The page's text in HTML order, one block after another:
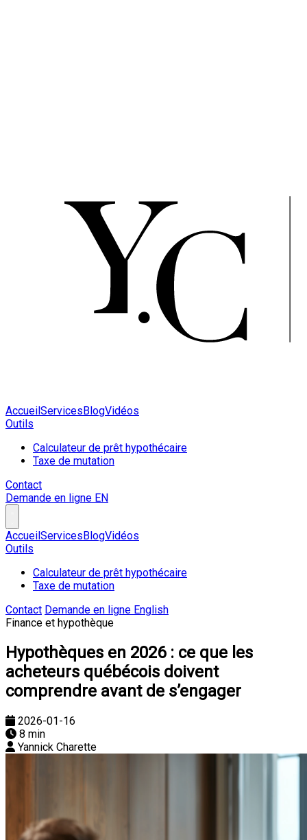
AccueilServicesBlogVidéos
Outils
Calculateur de prêt hypothécaire
Taxe de mutation
Contact
Demande en ligne EN
AccueilServicesBlogVidéos
Outils
Calculateur de prêt hypothécaire
Taxe de mutation
Contact Demande en ligne English
Finance et hypothèque
Hypothèques en 2026 : ce que les
acheteurs québécois doivent
comprendre avant de s’engager
2026-01-16
8 min
Yannick Charette